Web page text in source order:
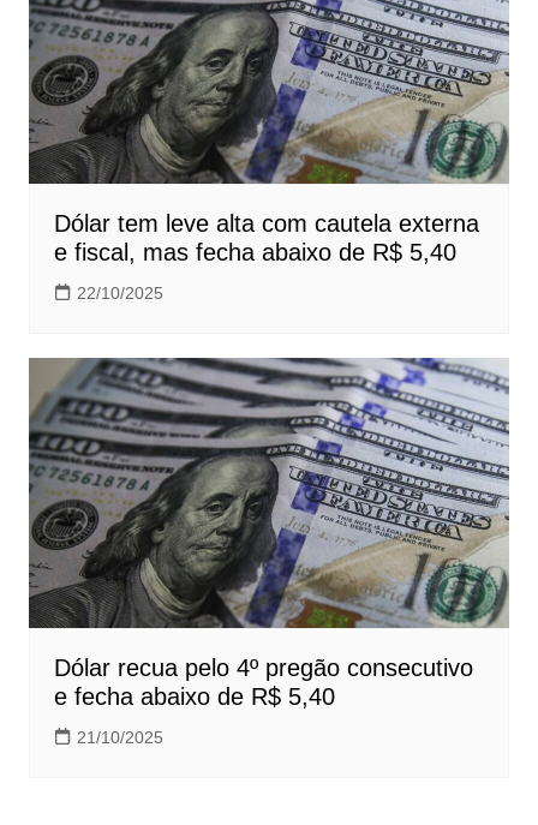
Dólar tem leve alta com cautela externa
e fiscal, mas fecha abaixo de R$ 5,40
22/10/2025
Dólar recua pelo 4º pregão consecutivo
e fecha abaixo de R$ 5,40
21/10/2025